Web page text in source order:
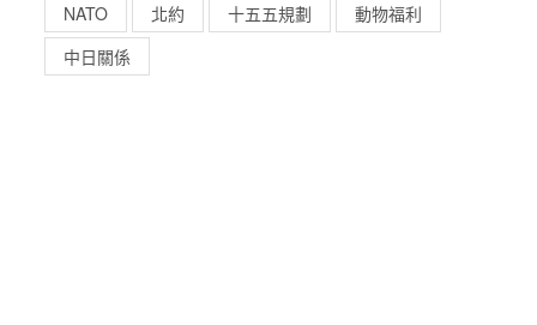
NATO
北約 十五五規劃
動物福利
中日關係